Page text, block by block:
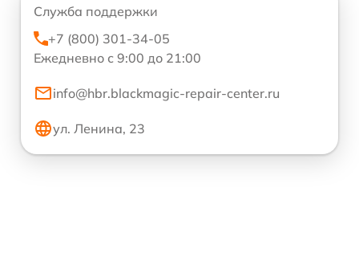
Служба поддержки
+7 (800) 301-34-05
Ежедневно с 9:00 до 21:00
info@hbr.blackmagic-repair-center.ru
ул. Ленина, 23